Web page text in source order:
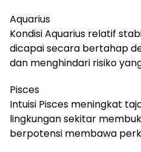
Aquarius
Kondisi Aquarius relatif
dicapai secara bertahap
dan menghindari risiko
Pisces
Intuisi Pisces meningkat
lingkungan sekitar
berpotensi membawa